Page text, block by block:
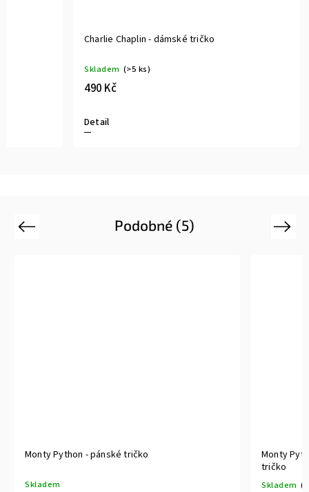
Charlie Chaplin - dámské tričko
Skladem (>5 ks)
490 Kč
Detail
Podobné (5)
Previous
Monty Python - pánské tričko
Skladem
Monty
tričko
Skladem
Next